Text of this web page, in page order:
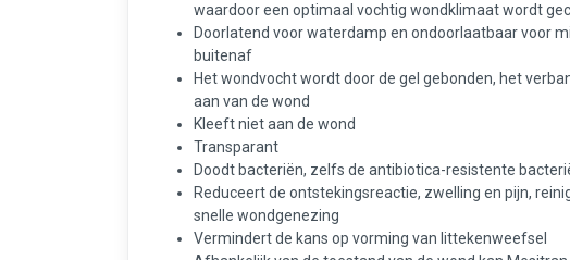
waardoor een optimaal vochtig wondklimaat wordt
Doorlatend voor waterdamp en ondoorlaatbaar voor
buitenaf
Het wondvocht wordt door de gel gebonden, het
aan van de wond
Kleeft niet aan de wond
Transparant
Doodt bacteriën, zelfs de antibiotica-resistente
Reduceert de ontstekingsreactie, zwelling en pijn,
snelle wondgenezing
Vermindert de kans op vorming van littekenweefsel